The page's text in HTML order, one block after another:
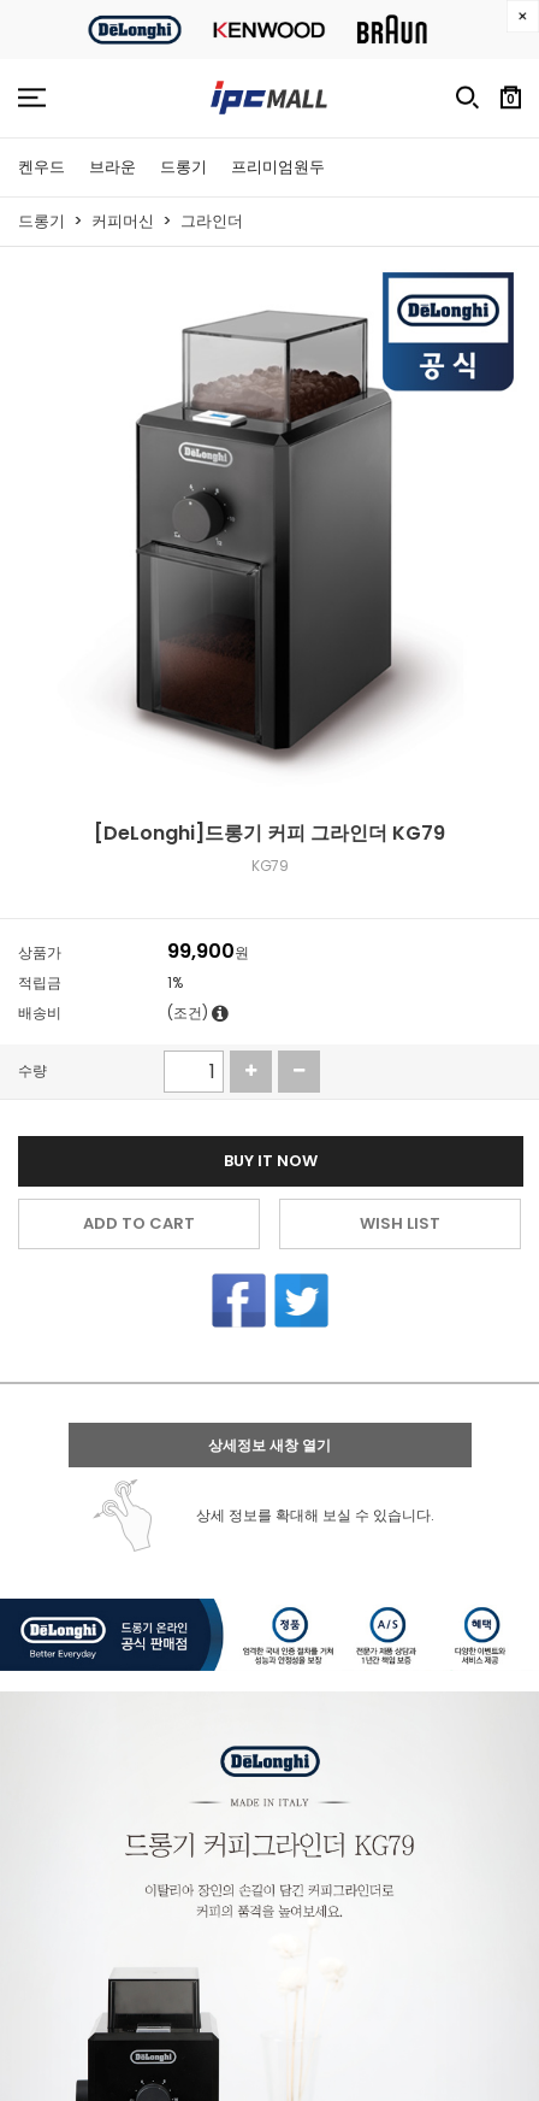
0
켄우드 브라운 드롱기 프리미엄원두
드롱기 커피머신 그라인더
[DeLonghi]드롱기 커피 그라인더 KG79
KG79
상품가 99,900원
적립금
1%
배송비
(조건)
수량
BUY IT NOW
ADD TO CART WISH LIST
상세정보 새창 열기
상세 정보를 확대해 보실 수 있습니다.